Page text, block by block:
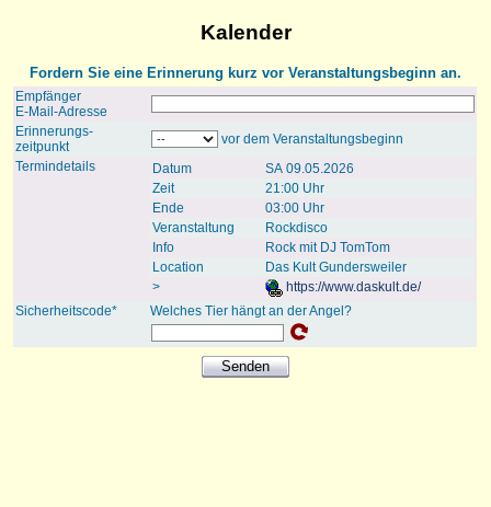
Kalender
Fordern Sie eine Erinnerung kurz vor Veranstaltungsbeginn an.
Empfänger
E-Mail-Adresse
Erinnerungs-
zeitpunkt
vor dem Veranstaltungsbeginn
Termindetails
Datum
SA 09.05.2026
Zeit
21:00 Uhr
Ende
03:00 Uhr
Veranstaltung
Rockdisco
Info
Rock mit DJ TomTom
Location
Das Kult Gundersweiler
>
https://www.daskult.de/
Sicherheitscode*
Welches Tier hängt an der Angel?